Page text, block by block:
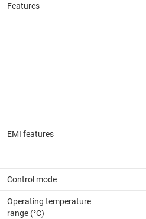
Features
EMI features
Control mode
Operating temperature
range (°C)